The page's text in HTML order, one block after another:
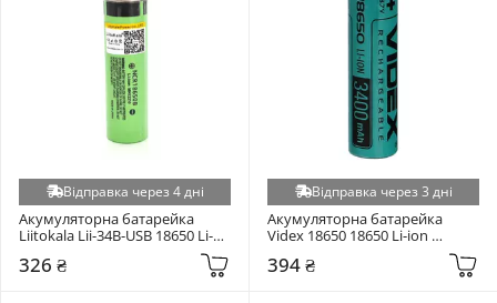
Відправка через 4 дні
Акумуляторна батарейка
Liitokala Lii-34B-USB 18650 Li-
ion 3400mAh 1шт (NCR18650B)
326 ₴
Відправка через 3 дні
Акумуляторна батарейка
Videx 18650 18650 Li-ion
394 ₴